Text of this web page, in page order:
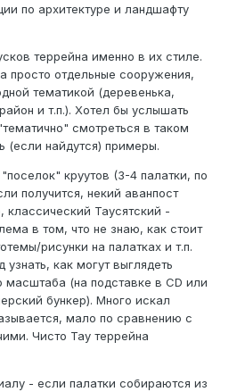
по архитектуре и ландшафту
террейна именно в их стиле.
просто отдельные сооружения,
тематикой (деревенька,
и т.п.). Хотел бы услышать
смотреться в таком
(если найдутся) примеры.
круутов (3-4 палатки, по
получится, некий аванпост
классический Таусятский -
в том, что не знаю, как стоит
рисунки на палатках и т.п.
как могут выглядеть
масштаба (на подставке в CD или
бункер). Много искал
мало по сравнению с
Чисто Тау террейна
- если палатки собираются из